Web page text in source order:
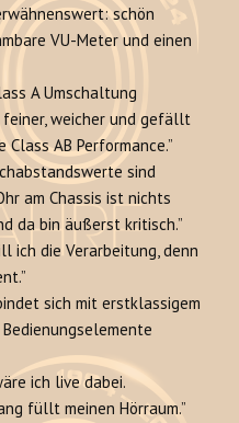
schön
VU-Meter und einen
A Umschaltung
weicher und gefällt
AB Performance.”
sind
am Chassis ist nichts
da bin äußerst kritisch.”
ich die Verarbeitung, denn
sich mit erstklassigem
ich live dabei.
füllt meinen Hörraum.”